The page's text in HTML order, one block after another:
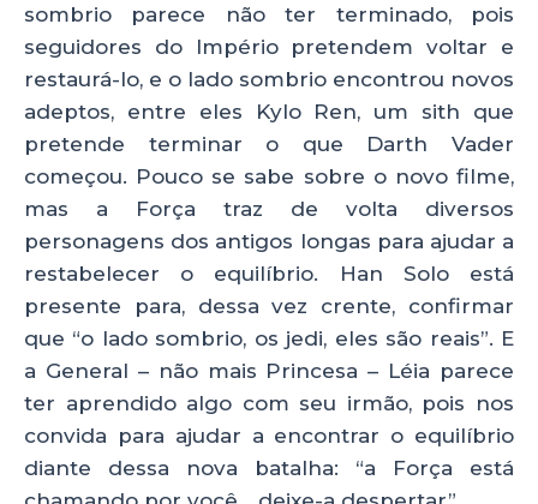
sombrio parece não ter terminado, pois
seguidores do Império pretendem voltar e
restaurá-lo, e o lado sombrio encontrou novos
adeptos, entre eles Kylo Ren, um sith que
pretende terminar o que Darth Vader
começou. Pouco se sabe sobre o novo filme,
mas a Força traz de volta diversos
personagens dos antigos longas para ajudar a
restabelecer o equilíbrio. Han Solo está
presente para, dessa vez crente, confirmar
que “o lado sombrio, os jedi, eles são reais”. E
a General – não mais Princesa – Léia parece
ter aprendido algo com seu irmão, pois nos
convida para ajudar a encontrar o equilíbrio
diante dessa nova batalha: “a Força está